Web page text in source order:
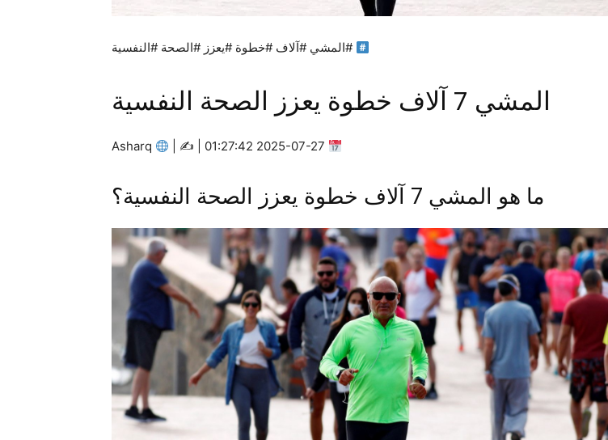
#المشي #آلاف #خطوة #يعزز #الصحة #النفسية
المشي 7 آلاف خطوة يعزز الصحة النفسية
ما هو المشي 7 آلاف خطوة يعزز الصحة النفسية؟